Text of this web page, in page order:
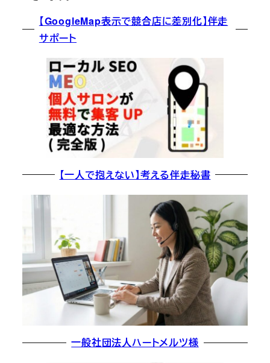
【GoogleMap表示で競合店に差別化】伴走
サポート
【一人で抱えない】考える伴走秘書
一般社団法人ハートメルツ様